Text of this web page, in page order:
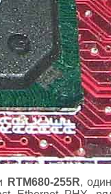
RTM680-255R,